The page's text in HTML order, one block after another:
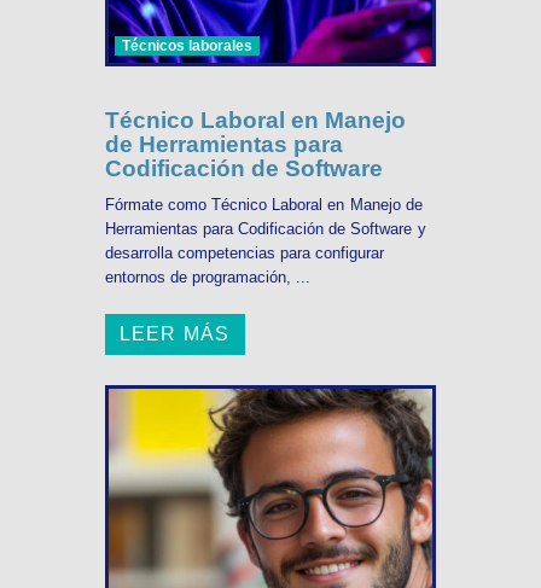
Técnicos laborales
Técnico Laboral en Manejo
de Herramientas para
Codificación de Software
Fórmate como Técnico Laboral en Manejo de
Herramientas para Codificación de Software y
desarrolla competencias para configurar
entornos de programación, ...
LEER MÁS